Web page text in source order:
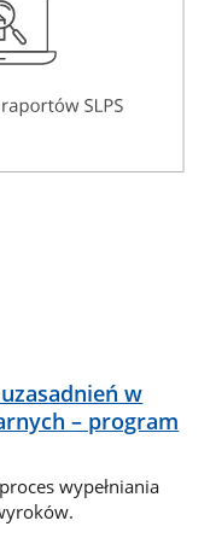
w
– program
wypełniania